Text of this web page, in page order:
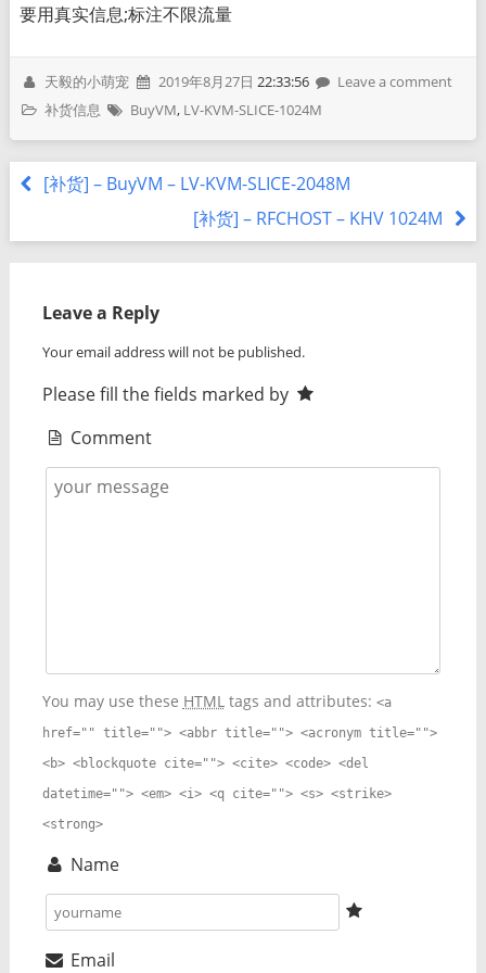
要用真实信息;标注不限流量
天毅的小萌宠 2019年8月27日 22:33:56
Leave a comment
补货信息
BuyVM, LV-KVM-SLICE-1024M
[补货] – BuyVM – LV-KVM-SLICE-2048M
[补货] – RFCHOST – KHV 1024M
Leave a Reply
Your email address will not be published.
Please fill the fields marked by
Comment
You may use these HTMLtags and attributes: <a
href="" title=""> <abbr title=""> <acronym title="">
<b> <blockquote cite=""> <cite> <code> <del
datetime=""> <em> <i> <q cite=""> <s> <strike>
<strong>
Name
Email